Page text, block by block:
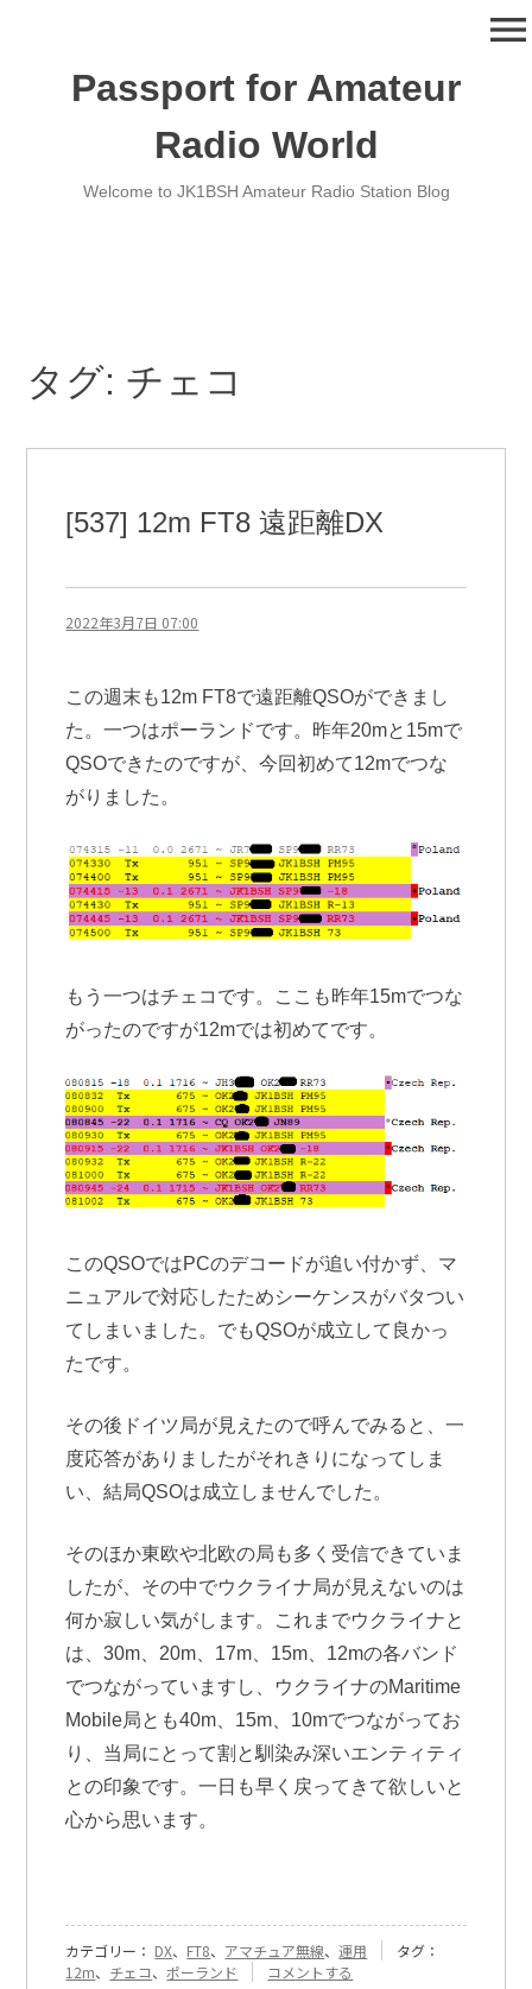
Passport for Amateur
Radio World
Welcome to JK1BSH Amateur Radio Station Blog
menu
タグ: チェコ
[537] 12m FT8 遠距離DX
2022年3月7日 07:00
この週末も12m FT8で遠距離QSOができまし
た。一つはポーランドです。昨年20mと15mで
QSOできたのですが、今回初めて12mでつな
がりました。
もう一つはチェコです。ここも昨年15mでつな
がったのですが12mでは初めてです。
このQSOではPCのデコードが追い付かず、マ
ニュアルで対応したためシーケンスがバタつい
てしまいました。でもQSOが成立して良かっ
たです。
その後ドイツ局が見えたので呼んでみると、一
度応答がありましたがそれきりになってしま
い、結局QSOは成立しませんでした。
そのほか東欧や北欧の局も多く受信できていま
したが、その中でウクライナ局が見えないのは
何か寂しい気がします。これまでウクライナと
は、30m、20m、17m、15m、12mの各バンド
でつながっていますし、ウクライナのMaritime
Mobile局とも40m、15m、10mでつながってお
り、当局にとって割と馴染み深いエンティティ
との印象です。一日も早く戻ってきて欲しいと
心から思います。
カテゴリー： DX、 FT8、 アマチュア無線、運用
タグ：
12m、 チェコ、ポーランド
『[537]
コメントする